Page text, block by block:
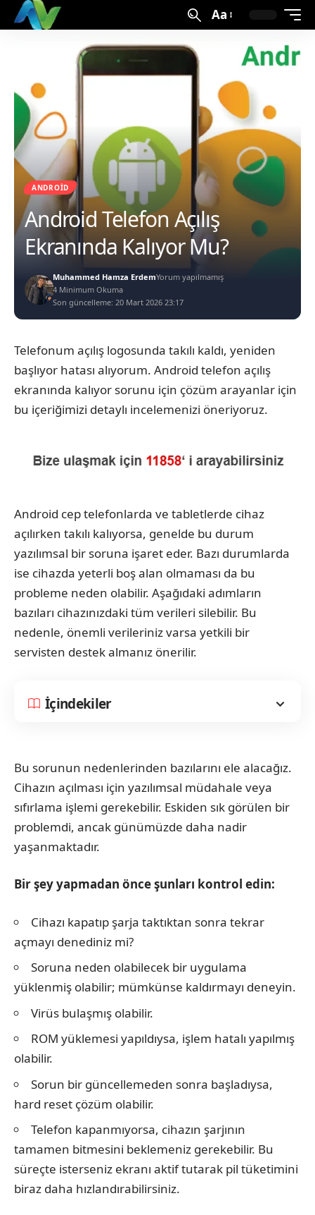
Aa
ANDROID
Android Telefon Açılış
Ekranında Kalıyor Mu?
Son güncelleme: 20 Mart 2026 23:17
Muhammed Hamza ErdemYorum yapılmamış
4 Minimum Okuma
Telefonum açılış logosunda takılı kaldı, yeniden
başlıyor hatası alıyorum. Android telefon açılış
ekranında kalıyor sorunu için çözüm arayanlar için
bu içeriğimizi detaylı incelemenizi öneriyoruz.
Android cep telefonlarda ve tabletlerde cihaz
açılırken takılı kalıyorsa, genelde bu durum
yazılımsal bir soruna işaret eder. Bazı durumlarda
ise cihazda yeterli boş alan olmaması da bu
probleme neden olabilir. Aşağıdaki adımların
bazıları cihazınızdaki tüm verileri silebilir. Bu
nedenle, önemli verileriniz varsa yetkili bir
servisten destek almanız önerilir.
İçindekiler
Bu sorunun nedenlerinden bazılarını ele alacağız.
Cihazın açılması için yazılımsal müdahale veya
sıfırlama işlemi gerekebilir. Eskiden sık görülen bir
problemdi, ancak günümüzde daha nadir
yaşanmaktadır.
Bir şey yapmadan önce şunları kontrol edin:
Cihazı kapatıp şarja taktıktan sonra tekrar
açmayı denediniz mi?
Soruna neden olabilecek bir uygulama
yüklenmiş olabilir; mümkünse kaldırmayı deneyin.
Virüs bulaşmış olabilir.
ROM yüklemesi yapıldıysa, işlem hatalı yapılmış
olabilir.
Sorun bir güncellemeden sonra başladıysa,
hard reset çözüm olabilir.
Telefon kapanmıyorsa, cihazın şarjının
tamamen bitmesini beklemeniz gerekebilir. Bu
süreçte isterseniz ekranı aktif tutarak pil tüketimini
biraz daha hızlandırabilirsiniz.